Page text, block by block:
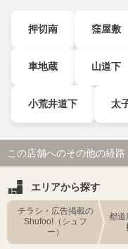
押切南 窪屋敷
車地蔵 山道下
小荒井道下 太
この店舗へのその他の経路
エリアから探す
チラシ・広告掲載の
Shufoo!（シュフ
ー）
都道